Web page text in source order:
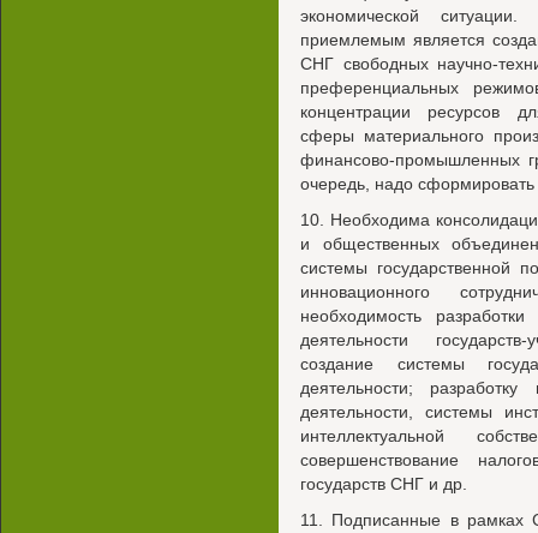
экономической
приемлемым является
СНГ свободных научно-
преференциальных
концентрации ресурсов
сферы материального
финансово-промышленных
очередь, надо
10. Необходима
и общественных
системы государственной
инновационного
необходимость
деятельности
создание системы
деятельности;
деятельности, системы
интеллектуальной
совершенствование
государств СНГ и др.
11. Подписанные в рамках